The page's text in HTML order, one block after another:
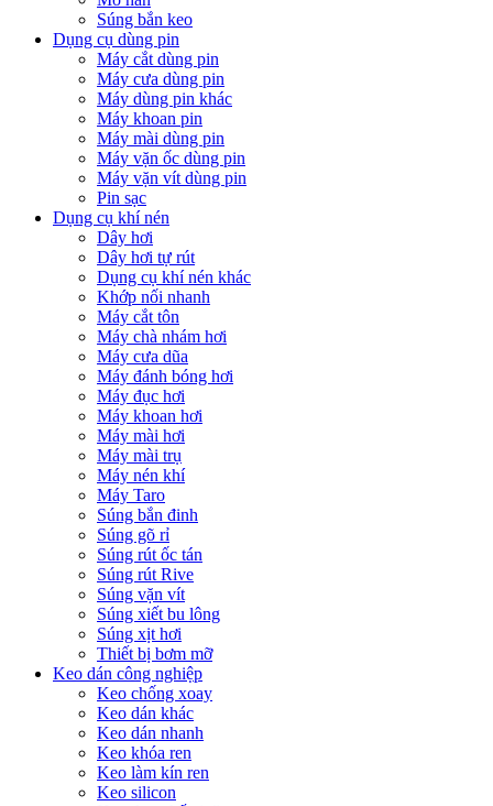
Súng bắn keo
Dụng cụ dùng pin
Máy cắt dùng pin
Máy cưa dùng pin
Máy dùng pin khác
Máy khoan pin
Máy mài dùng pin
Máy vặn ốc dùng pin
Máy vặn vít dùng pin
Pin sạc
Dụng cụ khí nén
Dây hơi
Dây hơi tự rút
Dụng cụ khí nén khác
Khớp nối nhanh
Máy cắt tôn
Máy chà nhám hơi
Máy cưa dũa
Máy đánh bóng hơi
Máy đục hơi
Máy khoan hơi
Máy mài hơi
Máy mài trụ
Máy nén khí
Máy Taro
Súng bắn đinh
Súng gõ rỉ
Súng rút ốc tán
Súng rút Rive
Súng vặn vít
Súng xiết bu lông
Súng xịt hơi
Thiết bị bơm mỡ
Keo dán công nghiệp
Keo chống xoay
Keo dán khác
Keo dán nhanh
Keo khóa ren
Keo làm kín ren
Keo silicon